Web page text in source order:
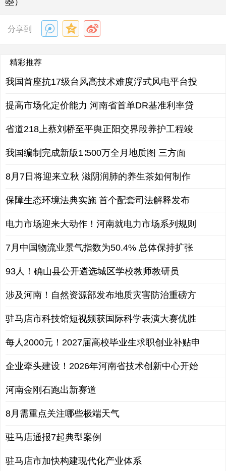
分享到
精彩推荐
我国首座抗17级台风高技术难度浮式风电平台投
提高市场化定价能力 河南省首单DR基准利率贷
省道218上蔡刘桥至平舆正阳交界段养护工程竣
我国编制完成新版1∶500万全月地质图 三方面
8月7日将迎来立秋 滋阴润肺的养生茶如何制作
保障生态环境法典实施 首个配套司法解释发布
电力市场迎来大动作！河南就电力市场系列规则
7月中国物流业景气指数为50.4% 总体保持扩张
93人！确山县公开遴选城区学校教师教研员
涉及河南！自然资源部发布地质灾害防治重磅方
驻马店市科技馆短视频获国际科学表演大赛优胜
每人2000元！2027届高校毕业生求职创业补贴申
企业牵头建设！2026年河南省技术创新中心开始
河南金刚石跑出新赛道
8月需重点关注哪些极端天气
驻马店通报7起典型案例
驻马店市加快构建现代化产业体系